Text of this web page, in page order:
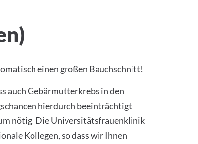
einen großen Bauchschnitt!
auch Gebärmutterkrebs in den
hierdurch beeinträchtigt
nötig. Die Universitätsfrauenklinik
Kollegen, so dass wir Ihnen